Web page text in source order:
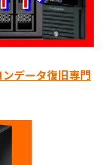
データ復旧専門